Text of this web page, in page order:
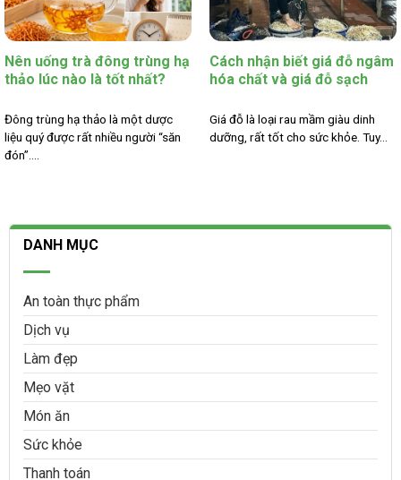
Nên uống trà đông trùng hạ
thảo lúc nào là tốt nhất?
Đông trùng hạ thảo là một dược
liệu quý được rất nhiều người “săn
đón”....
Cách nhận biết giá đỗ ngâm
hóa chất và giá đỗ sạch
Giá đỗ là loại rau mầm giàu dinh
dưỡng, rất tốt cho sức khỏe. Tuy...
DANH MỤC
An toàn thực phẩm
Dịch vụ
Làm đẹp
Mẹo vặt
Món ăn
Sức khỏe
Thanh toán